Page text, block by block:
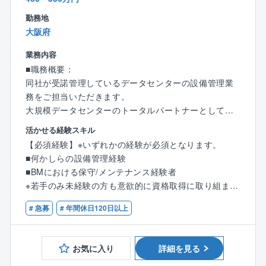
◎夜勤なし・土日の大半はお休み（基本は官公庁案件
の元請け工事を対応します）
が進んでおり、コスト管理は別の部署で対応、現場管
理に専念できる環境です。
◎億単位の工事の現場代理人技術者として就業いただ
くため、仕事にやりがいを持ちながら、プライベート
との両立も可能です。
手当も付与されます。
└日当・宿泊費（1万円/日）は実費ではなく定額での支
給になる為、ご自身のお給与に分かりやすく反映され
ます。
★同企業の魅力
所定労働時間が7時間15分となります。
月約20時間、年間で約240時間も労働時間が少ない企
業です！
勤務地
大阪府
業務内容
■職務概要：
同社が受諾管理しているデータセンターの設備管理業
務をご担当いただきます。
大規模データセンターのトータルパートナーとして、
■設備機器の点検
■セキュリティ管理
■設備更新やコストの見える化を提案・実現
■年1回の大規模点検の立会い 等
基本的には中央監査室にて、業者への連絡、報告など
の事務業務を行い、その間、館内巡視や協力会社の立
会なども行っていただきます。
宿直時には2名体制で交互に仮眠をとっていただき、1
データセンターではコンピューター室の温湿度管理が
厳しく、オーナー様の大切なデータをお預かりしてい
活かせる経験スキル
【必須経験】※いずれかの経験が必須となります。
■何かしらの設備管理経験
■BMにおける保守/メンテナンス経験者
※若手のみ未経験の方も意欲的に資格取得に取り組まれ
る方であればご応募可能です。
24時間宿直勤務が可能な方（シフト制・仮眠あり）
【歓迎資格】
■建築物環境衛生管理技術者
# 急募 # 年間休日120日以上
お気に入り 詳細を見る